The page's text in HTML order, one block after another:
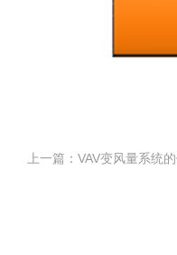
上一篇：VAV变风量系统